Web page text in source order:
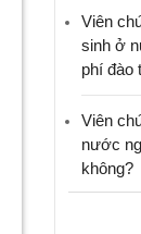
Viên
sinh ở
phí đào
Viên
nước
không?